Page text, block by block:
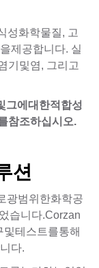
성화학물질, 고
제공합니다. 실
기및염, 그리고
그에대한적합성
참조하십시오.
션
광범위한화학공
습니다.Corzan
테스트를통해
다.